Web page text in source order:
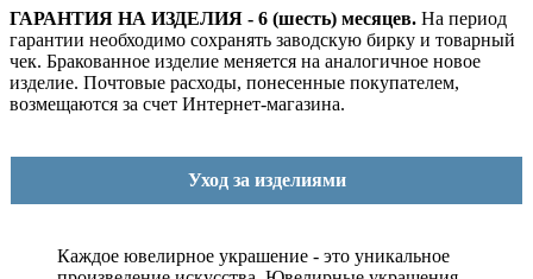
ГАРАНТИЯ НА ИЗДЕЛИЯ - 6 (шесть) месяцев. На период
гарантии необходимо сохранять заводскую бирку и товарный
чек. Бракованное изделие меняется на аналогичное новое
изделие. Почтовые расходы, понесенные покупателем,
возмещаются за счет Интернет-магазина.
Уход за изделиями
Каждое ювелирное украшение - это уникальное